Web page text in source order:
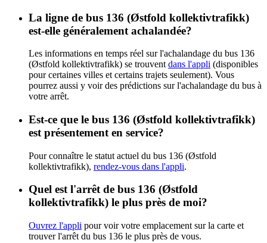
La ligne de bus 136 (Østfold kollektivtrafikk)
est-elle généralement achalandée?
Les informations en temps réel sur l'achalandage du bus 136
(Østfold kollektivtrafikk) se trouvent dans l'appli (disponibles
pour certaines villes et certains trajets seulement). Vous
pourrez aussi y voir des prédictions sur l'achalandage du bus à
votre arrêt.
Est-ce que le bus 136 (Østfold kollektivtrafikk)
est présentement en service?
Pour connaître le statut actuel du bus 136 (Østfold
kollektivtrafikk), rendez-vous dans l'appli.
Quel est l'arrêt de bus 136 (Østfold
kollektivtrafikk) le plus près de moi?
Ouvrez l'appli pour voir votre emplacement sur la carte et
trouver l'arrêt du bus 136 le plus près de vous.